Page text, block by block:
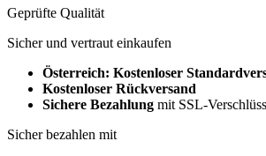
Geprüfte Qualität
Sicher und vertraut einkaufen
Österreich: Kostenloser
Kostenloser Rückversand
Sichere Bezahlung mit SSL-
Sicher bezahlen mit